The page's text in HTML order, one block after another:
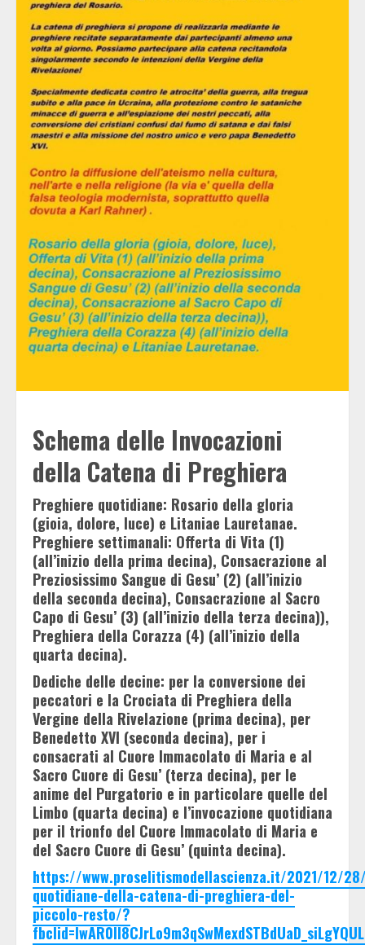
Schema delle Invocazioni
della Catena di Preghiera
Preghiere quotidiane: Rosario della gloria
(gioia, dolore, luce) e Litaniae Lauretanae.
Preghiere settimanali: Offerta di Vita (1)
(all’inizio della prima decina), Consacrazione al
Preziosissimo Sangue di Gesu’ (2) (all’inizio
della seconda decina), Consacrazione al Sacro
Capo di Gesu’ (3) (all’inizio della terza decina)),
Preghiera della Corazza (4) (all’inizio della
quarta decina).
Dediche delle decine: per la conversione dei
peccatori e la Crociata di Preghiera della
Vergine della Rivelazione (prima decina), per
Benedetto XVI (seconda decina), per i
consacrati al Cuore Immacolato di Maria e al
Sacro Cuore di Gesu’ (terza decina), per le
anime del Purgatorio e in particolare quelle del
Limbo (quarta decina) e l’invocazione quotidiana
per il trionfo del Cuore Immacolato di Maria e
del Sacro Cuore di Gesu’ (quinta decina).
https://www.proselitismodellascienza.it/2021/12/
quotidiane-della-catena-di-preghiera-del-
piccolo-resto/?